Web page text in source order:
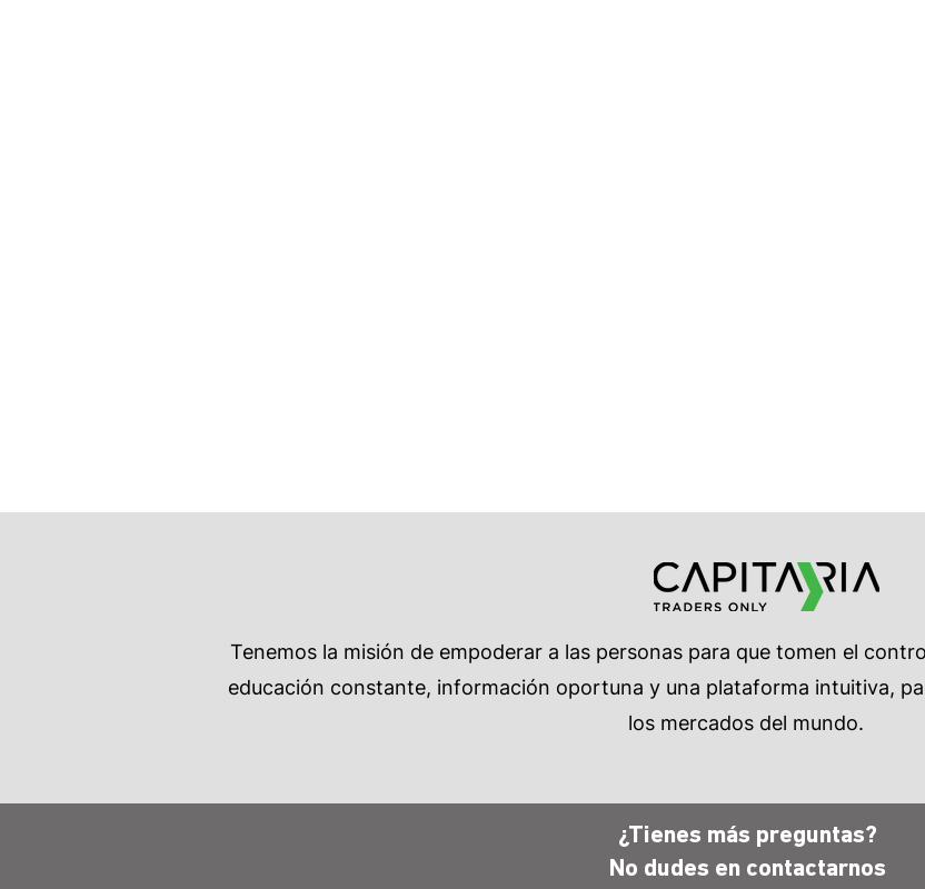
Tenemos la misión de empoderar a las personas para que tomen el
educación constante, información oportuna y una plataforma intuitiva,
los mercados del mundo.
¿Tienes más preguntas?
No dudes en contactarnos